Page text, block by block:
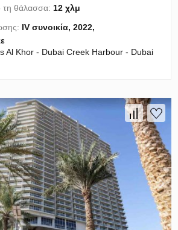
θάλασσα: 12 χλμ
IV συνοικία, 2022,
Al Khor - Dubai Creek Harbour - Dubai